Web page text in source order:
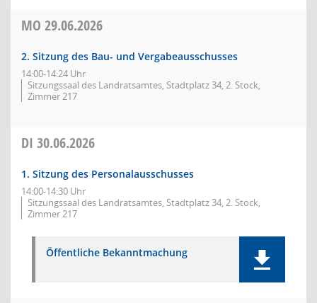
MO 29.06.2026
2. Sitzung des Bau- und Vergabeausschusses
14:00-14:24 Uhr
Sitzungssaal des Landratsamtes, Stadtplatz 34, 2. Stock,
Zimmer 217
DI 30.06.2026
1. Sitzung des Personalausschusses
14:00-14:30 Uhr
Sitzungssaal des Landratsamtes, Stadtplatz 34, 2. Stock,
Zimmer 217
Öffentliche Bekanntmachung